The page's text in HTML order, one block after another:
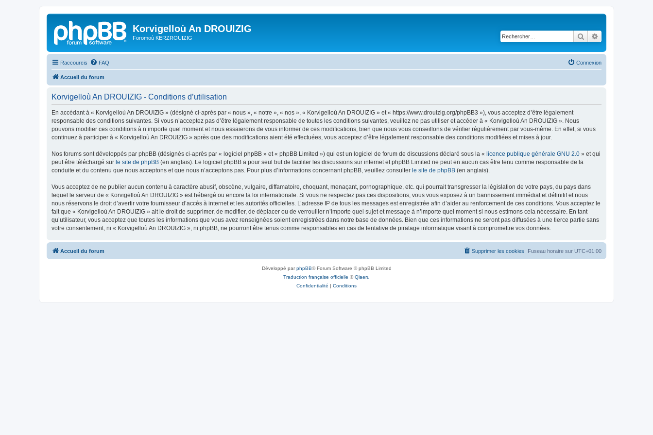
Korvigelloù An DROUIZIG
Foromoù KERZROUIZIG Rechercher
Raccourcis FAQ Connexion
Accueil du forum
Korvigelloù An DROUIZIG - Conditions d’utilisation
En accédant à « Korvigelloù An DROUIZIG » (désigné ci-après par « nous », « notre », « nos », « Korvigelloù An DROUIZIG » et « https://www.drouizig.org/phpBB3 »), vous acceptez d’être légalement
responsable des conditions suivantes. Si vous n’acceptez pas d’être légalement responsable de toutes les conditions suivantes, veuillez ne pas utiliser et accéder à « Korvigelloù An DROUIZIG ». Nous
pouvons modifier ces conditions à n’importe quel moment et nous essaierons de vous informer de ces modifications, bien que nous vous conseillons de vérifier régulièrement par vous-même. En effet, si vous
continuez à participer à « Korvigelloù An DROUIZIG » après que des modifications aient été effectuées, vous acceptez d’être légalement responsable des conditions modifiées et mises à jour.
Nos forums sont développés par phpBB (désignés ci-après par « logiciel phpBB » et « phpBB Limited ») qui est un logiciel de forum de discussions déclaré sous la « licence publique générale GNU 2.0 » et qui
peut être téléchargé sur le site de phpBB (en anglais). Le logiciel phpBB a pour seul but de faciliter les discussions sur internet et phpBB Limited ne peut en aucun cas être tenu comme responsable de la
conduite et du contenu que nous acceptons et que nous n’acceptons pas. Pour plus d’informations concernant phpBB, veuillez consulter le site de phpBB (en anglais).
Vous acceptez de ne publier aucun contenu à caractère abusif, obscène, vulgaire, diffamatoire, choquant, menaçant, pornographique, etc. qui pourrait transgresser la législation de votre pays, du pays dans
lequel le serveur de « Korvigelloù An DROUIZIG » est hébergé ou encore la loi internationale. Si vous ne respectez pas ces dispositions, vous vous exposez à un bannissement immédiat et définitif et nous
nous réservons le droit d’avertir votre fournisseur d’accès à internet et les autorités officielles. L’adresse IP de tous les messages est enregistrée afin d’aider au renforcement de ces conditions. Vous acceptez le
fait que « Korvigelloù An DROUIZIG » ait le droit de supprimer, de modifier, de déplacer ou de verrouiller n’importe quel sujet et message à n’importe quel moment si nous estimons cela nécessaire. En tant
qu’utilisateur, vous acceptez que toutes les informations que vous avez renseignées soient enregistrées dans notre base de données. Bien que ces informations ne seront pas diffusées à une tierce partie sans
votre consentement, ni « Korvigelloù An DROUIZIG », ni phpBB, ne pourront être tenus comme responsables en cas de tentative de piratage informatique visant à compromettre vos données.
Accueil du forum Fuseau horaire sur UTC+01:00
Supprimer les cookies
Développé parphpBB® Forum Software © phpBB Limited
Traduction française officielle ©Qiaeru
Confidentialité | Conditions